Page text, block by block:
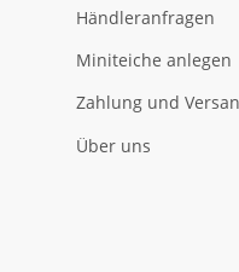
Händleranfragen
Miniteiche anlegen
Zahlung und
Über uns